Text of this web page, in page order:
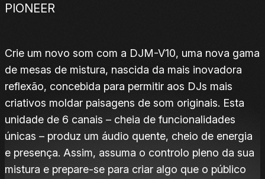
PIONEER
Crie um novo som com a DJM-V10, uma nova gama
de mesas de mistura, nascida da mais inovadora
reflexão, concebida para permitir aos DJs mais
criativos moldar paisagens de som originais. Esta
unidade de 6 canais – cheia de funcionalidades
únicas – produz um áudio quente, cheio de energia
e presença. Assim, assuma o controlo pleno da sua
mistura e prepare-se para criar algo que o público